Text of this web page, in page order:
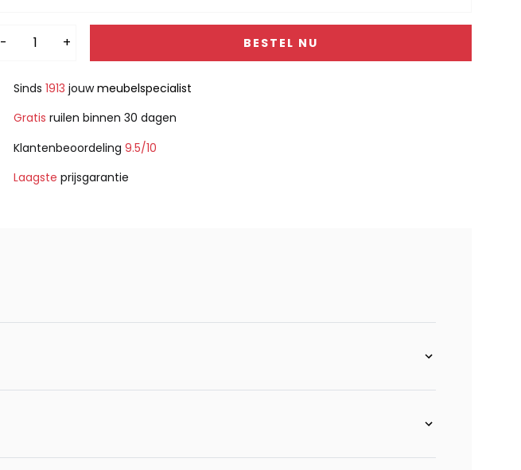
- + BESTEL NU
Alternative:
Sinds 1913 jouwmeubelspecialist
Gratis ruilen binnen 30 dagen
Klantenbeoordeling 9.5/10
Laagste prijsgarantie